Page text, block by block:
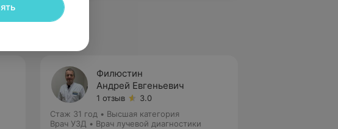
Филюстин
Андрей Евгеньевич
1 отзыв
3.0
Стаж 31 год • Высшая категория
Врач УЗД • Врач лучевой диагностики